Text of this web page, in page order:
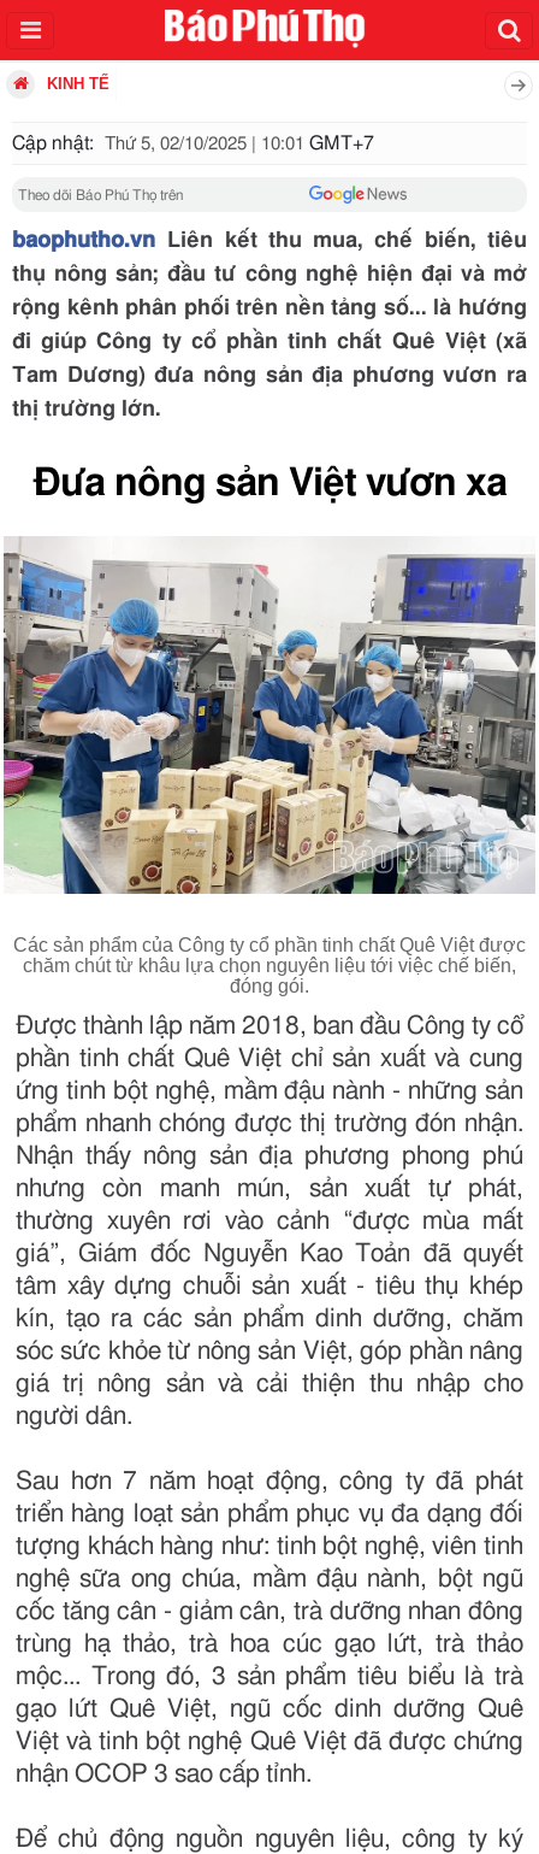
KINH TẾ
Cập nhật: Thứ 5, 02/10/2025 | 10:01 GMT+7
Theo dõi Báo Phú Thọ trên
baophutho.vn Liên kết thu mua, chế biến, tiêu
thụ nông sản; đầu tư công nghệ hiện đại và mở
rộng kênh phân phối trên nền tảng số... là hướng
đi giúp Công ty cổ phần tinh chất Quê Việt (xã
Tam Dương) đưa nông sản địa phương vươn ra
thị trường lớn.
Đưa nông sản Việt vươn xa
Các sản phẩm của Công ty cổ phần tinh chất Quê Việt được
chăm chút từ khâu lựa chọn nguyên liệu tới việc chế biến,
đóng gói.
Được thành lập năm 2018, ban đầu Công ty cổ
phần tinh chất Quê Việt chỉ sản xuất và cung
ứng tinh bột nghệ, mầm đậu nành - những sản
phẩm nhanh chóng được thị trường đón nhận.
Nhận thấy nông sản địa phương phong phú
nhưng còn manh mún, sản xuất tự phát,
thường xuyên rơi vào cảnh “được mùa mất
giá”, Giám đốc Nguyễn Kao Toản đã quyết
tâm xây dựng chuỗi sản xuất - tiêu thụ khép
kín, tạo ra các sản phẩm dinh dưỡng, chăm
sóc sức khỏe từ nông sản Việt, góp phần nâng
giá trị nông sản và cải thiện thu nhập cho
người dân.
Sau hơn 7 năm hoạt động, công ty đã phát
triển hàng loạt sản phẩm phục vụ đa dạng đối
tượng khách hàng như: tinh bột nghệ, viên tinh
nghệ sữa ong chúa, mầm đậu nành, bột ngũ
cốc tăng cân - giảm cân, trà dưỡng nhan đông
trùng hạ thảo, trà hoa cúc gạo lứt, trà thảo
mộc... Trong đó, 3 sản phẩm tiêu biểu là trà
gạo lứt Quê Việt, ngũ cốc dinh dưỡng Quê
Việt và tinh bột nghệ Quê Việt đã được chứng
nhận OCOP 3 sao cấp tỉnh.
Để chủ động nguồn nguyên liệu, công ty ký